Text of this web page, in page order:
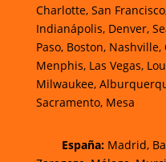
Charlotte, San
Indianápolis, Denver,
Paso, Boston,
Menphis, Las Vegas,
Milwaukee,
Sacramento, Mesa
España: Madrid,